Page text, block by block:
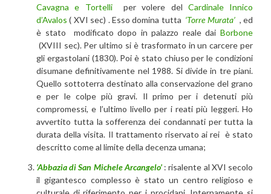
Cavagna e Tortelli
per volere del Cardinale Innico
d’Avalos ( XVI sec) . Esso domina tutta ‘Torre Murata’, ed
è stato modificato dopo in palazzo reale dai Borbone
(XVIII sec). Per ultimo si è trasformato in un carcere per
gli ergastolani (1830). Poi è stato chiuso per le condizioni
disumane definitivamente nel 1988. Si divide in tre piani.
Quello sottoterra destinato alla conservazione del grano
e per le colpe più gravi. Il primo per i detenuti più
compromessi, e l’ultimo livello per i reati più leggeri. Ho
avvertito tutta la sofferenza dei condannati per tutta la
durata della visita. Il trattamento riservato ai rei è stato
descritto come al limite della decenza umana;
‘Abbazia di San Michele Arcangelo’: risalente al XVI secolo
il gigantesco complesso è stato un centro religioso e